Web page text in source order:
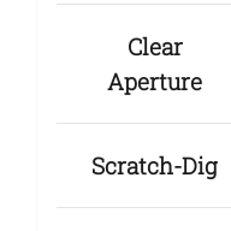
Clear
Aperture
Scratch-Dig